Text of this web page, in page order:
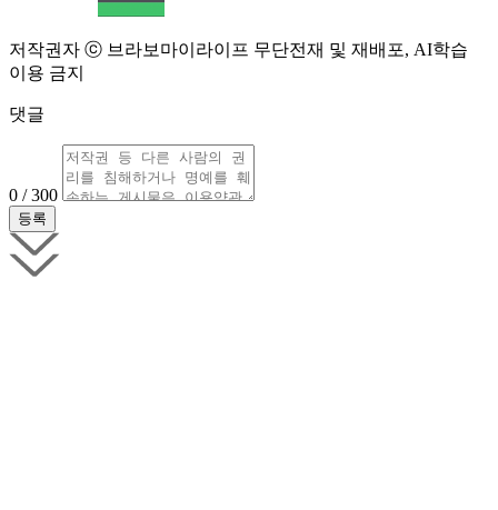
저작권자 ⓒ 브라보마이라이프 무단전재 및 재배포, AI학습
이용 금지
댓글
0 / 300